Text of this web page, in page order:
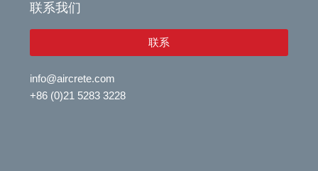
联系我们
联系
info@aircrete.com
+86 (0)21 5283 3228